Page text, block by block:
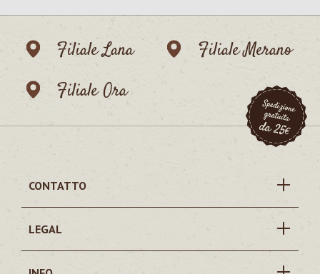
Filiale Lana
Filiale Merano
Filiale Ora
CONTATTO
LEGAL